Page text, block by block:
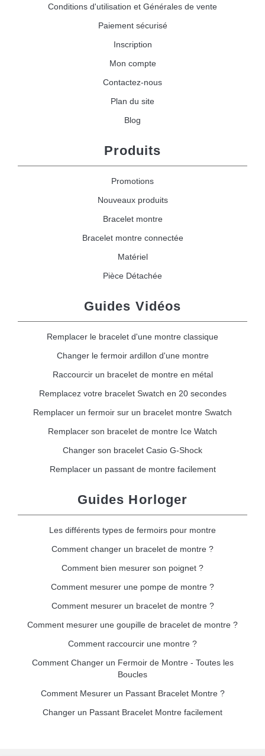
Conditions d'utilisation et Générales de vente
Paiement sécurisé
Inscription
Mon compte
Contactez-nous
Plan du site
Blog
Produits
Promotions
Nouveaux produits
Bracelet montre
Bracelet montre connectée
Matériel
Pièce Détachée
Guides Vidéos
Remplacer le bracelet d'une montre classique
Changer le fermoir ardillon d'une montre
Raccourcir un bracelet de montre en métal
Remplacez votre bracelet Swatch en 20 secondes
Remplacer un fermoir sur un bracelet montre Swatch
Remplacer son bracelet de montre Ice Watch
Changer son bracelet Casio G-Shock
Remplacer un passant de montre facilement
Guides Horloger
Les différents types de fermoirs pour montre
Comment changer un bracelet de montre ?
Comment bien mesurer son poignet ?
Comment mesurer une pompe de montre ?
Comment mesurer un bracelet de montre ?
Comment mesurer une goupille de bracelet de montre ?
Comment raccourcir une montre ?
Comment Changer un Fermoir de Montre - Toutes les
Boucles
Comment Mesurer un Passant Bracelet Montre ?
Changer un Passant Bracelet Montre facilement